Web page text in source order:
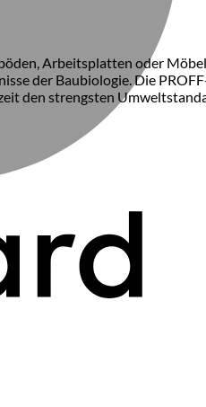
Arbeitsplatten oder
der Baubiologie. Die
den strengsten